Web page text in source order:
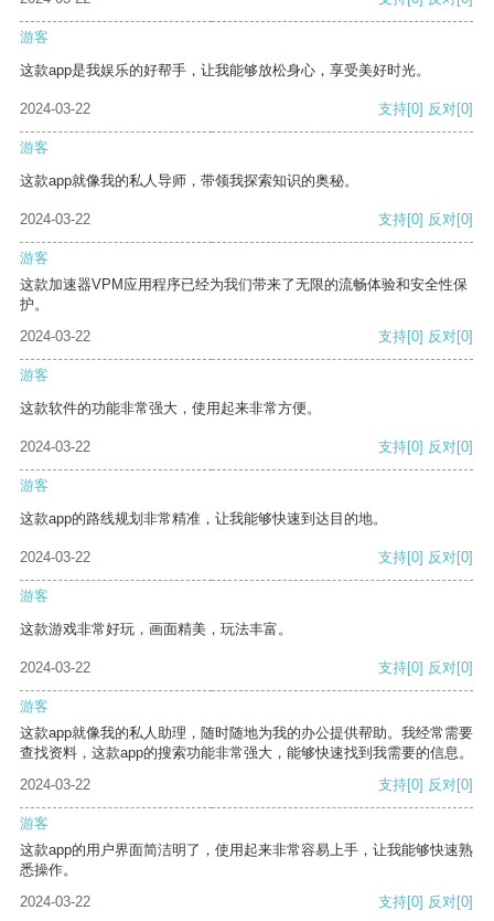
游客
这款app是我娱乐的好帮手，让我能够放松身心，享受美好时光。
2024-03-22 支持[0] 反对[0]
游客
这款app就像我的私人导师，带领我探索知识的奥秘。
2024-03-22 支持[0] 反对[0]
游客
这款加速器VPM应用程序已经为我们带来了无限的流畅体验和安全性保
护。
2024-03-22
支持[0] 反对[0]
游客
这款软件的功能非常强大，使用起来非常方便。
2024-03-22 支持[0] 反对[0]
游客
这款app的路线规划非常精准，让我能够快速到达目的地。
2024-03-22 支持[0] 反对[0]
游客
这款游戏非常好玩，画面精美，玩法丰富。
2024-03-22 支持[0] 反对[0]
游客
这款app就像我的私人助理，随时随地为我的办公提供帮助。我经常需要
查找资料，这款app的搜索功能非常强大，能够快速找到我需要的信息。
2024-03-22
支持[0] 反对[0]
游客
这款app的用户界面简洁明了，使用起来非常容易上手，让我能够快速熟
悉操作。
2024-03-22
支持[0] 反对[0]